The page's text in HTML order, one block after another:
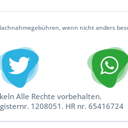
wenn nicht anders
Alle Rechte vorbehalten.
1208051. HR nr. 65416724